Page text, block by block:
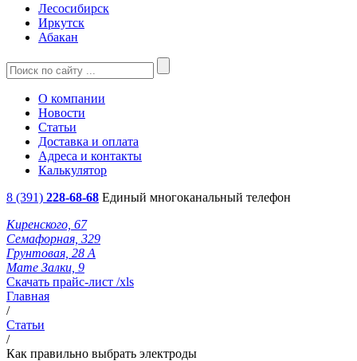
Лесосибирск
Иркутск
Абакан
О компании
Новости
Статьи
Доставка и оплата
Адреса и контакты
Калькулятор
8 (391) 228-68-68 Единый многоканальный телефон
Киренского, 67
Семафорная, 329
Грунтовая, 28 А
Мате Залки, 9
Скачать прайс-лист /xls
Главная
/
Статьи
/
Как правильно выбрать электроды